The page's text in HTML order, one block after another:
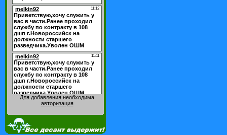
Для добавления необходима
авторизация